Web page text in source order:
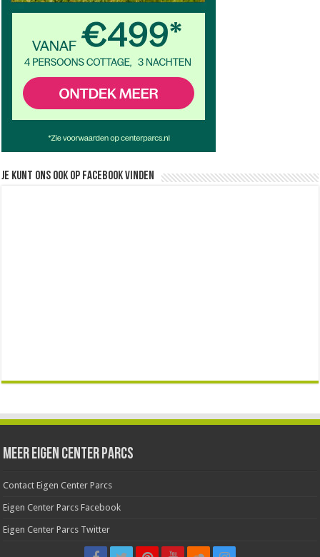
Je kunt ons ook op facebook vinden
Meer Eigen Center Parcs
Contact Eigen Center Parcs
Eigen Center Parcs Facebook
Eigen Center Parcs Twitter